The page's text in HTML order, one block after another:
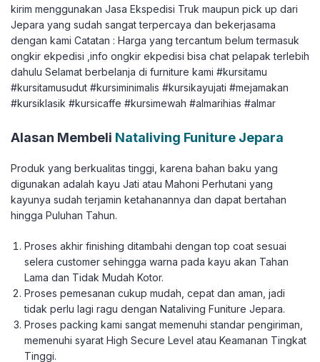
kirim menggunakan Jasa Ekspedisi Truk maupun pick up dari
Jepara yang sudah sangat terpercaya dan bekerjasama
dengan kami Catatan : Harga yang tercantum belum termasuk
ongkir ekpedisi ,info ongkir ekpedisi bisa chat pelapak terlebih
dahulu Selamat berbelanja di furniture kami #kursitamu
#kursitamusudut #kursiminimalis #kursikayujati #mejamakan
#kursiklasik #kursicaffe #kursimewah #almarihias #almar
Alasan Membeli Nataliving Funiture Jepara
Produk yang berkualitas tinggi, karena bahan baku yang
digunakan adalah kayu Jati atau Mahoni Perhutani yang
kayunya sudah terjamin ketahanannya dan dapat bertahan
hingga Puluhan Tahun.
Proses akhir finishing ditambahi dengan top coat sesuai
selera customer sehingga warna pada kayu akan Tahan
Lama dan Tidak Mudah Kotor.
Proses pemesanan cukup mudah, cepat dan aman, jadi
tidak perlu lagi ragu dengan Nataliving Funiture Jepara.
Proses packing kami sangat memenuhi standar pengiriman,
memenuhi syarat High Secure Level atau Keamanan Tingkat
Tinggi.